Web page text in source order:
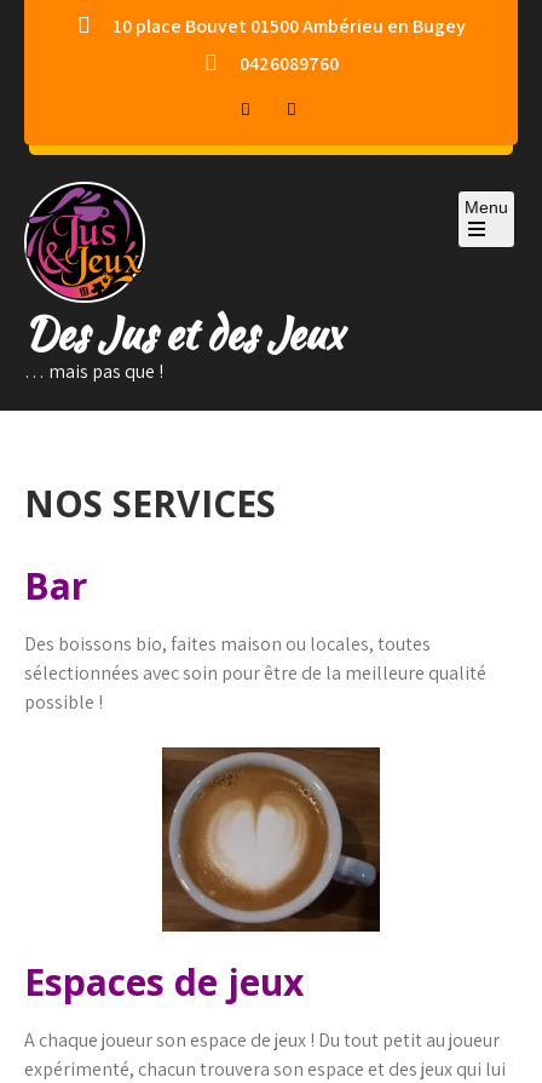
10 place Bouvet 01500 Ambérieu en Bugey
0426089760
Des Jus et des Jeux
… mais pas que !
Menu
NOS SERVICES
Bar
Des boissons bio, faites maison ou locales, toutes
sélectionnées avec soin pour être de la meilleure qualité
possible !
Espaces de jeux
A chaque joueur son espace de jeux ! Du tout petit au joueur
expérimenté, chacun trouvera son espace et des jeux qui lui